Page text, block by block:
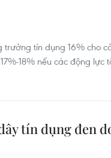
tín dụng 16% cho
18% nếu các động lực
tín dụng đen